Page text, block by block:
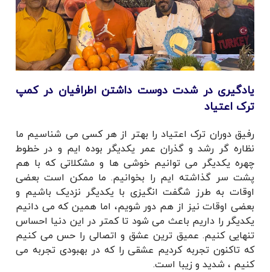
یادگیری در شدت دوست داشتن اطرافیان در کمپ
ترک اعتیاد
رفیق دوران ترک اعتیاد را بهتر از هر کسی می شناسیم ما
نظاره گر رشد و گذران عمر یکدیگر بوده ایم و در خطوط
چهره یکدیگر می توانیم خوشی ها و مشکلاتی که با هم
پشت سر گذاشته ایم را بخوانیم. ما ممکن است بعضی
اوقات به طرز شگفت انگیزی با یکدیگر نزدیک باشیم و
بعضی اوقات نیز از هم دور شویم، اما همین که می دانیم
یکدیگر را داریم باعث می شود تا کمتر در این دنیا احساس
تنهایی کنیم. عمیق ترین عشق و اتصالی را حس می کنیم
که تاکنون تجربه کردیم عشقی را که در بهبودی تجربه می
کنیم ، شدید و زیبا است.